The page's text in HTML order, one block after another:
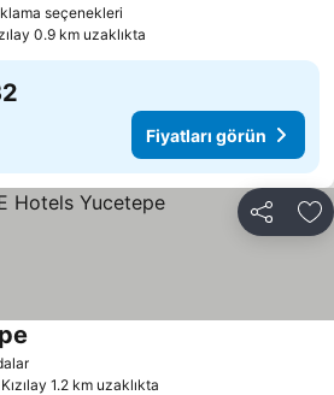
seçenekleri
0.9 km uzaklıkta
Fiyatları görün
Paylaş
Kızılay 1.2 km uzaklıkta